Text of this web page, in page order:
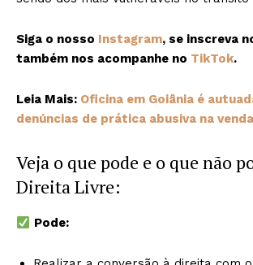
Siga o nosso Instagram, se inscreva
também nos acompanhe no TikTok.
Leia Mais: Oficina em Goiânia é
denúncias de prática abusiva na
Veja o que pode e o que não
Direita Livre:
Pode: